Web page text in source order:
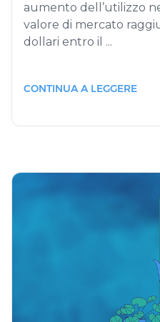
aumento dell’utilizzo
valore di mercato
dollari entro il ...
CONTINUA A LEGGERE